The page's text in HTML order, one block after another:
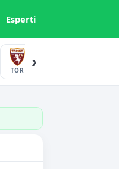
Esperti
TOR
›